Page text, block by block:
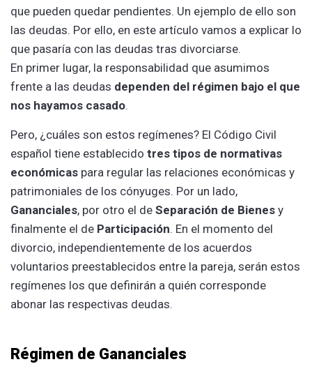
que pueden quedar pendientes. Un ejemplo de ello son
las deudas. Por ello, en este artículo vamos a explicar lo
que pasaría con las deudas tras divorciarse.
En primer lugar, la responsabilidad que asumimos
frente a las deudas dependen del régimen bajo el que
nos hayamos casado.
Pero, ¿cuáles son estos regímenes? El Código Civil
español tiene establecido tres tipos de normativas
económicas para regular las relaciones económicas y
patrimoniales de los cónyuges. Por un lado,
Gananciales, por otro el de Separación de Bienes y
finalmente el de Participación. En el momento del
divorcio, independientemente de los acuerdos
voluntarios preestablecidos entre la pareja, serán estos
regímenes los que definirán a quién corresponde
abonar las respectivas deudas.
Régimen de Gananciales